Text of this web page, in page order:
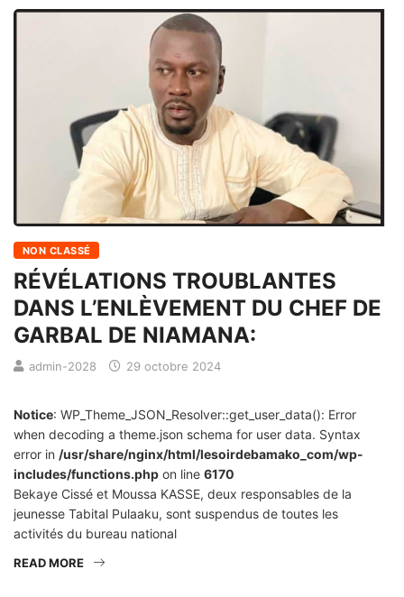
NON CLASSÉ
RÉVÉLATIONS TROUBLANTES
DANS L’ENLÈVEMENT DU CHEF DE
GARBAL DE NIAMANA:
admin-2028 29 octobre 2024
Notice: WP_Theme_JSON_Resolver::get_user_data(): Error
when decoding a theme.json schema for user data. Syntax
error in /usr/share/nginx/html/lesoirdebamako_com/wp-
includes/functions.php on line 6170
Bekaye Cissé et Moussa KASSE, deux responsables de la
jeunesse Tabital Pulaaku, sont suspendus de toutes les
activités du bureau national
READ MORE